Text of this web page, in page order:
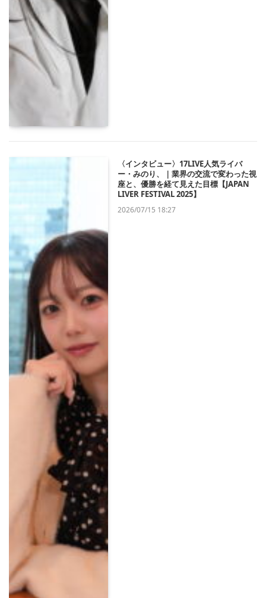
〈インタビュー〉17LIVE人気ライバ
ー・みのり、｜業界の交流で変わった視
座と、優勝を経て見えた目標【JAPAN
LIVER FESTIVAL 2025】
2026/07/15 18:27